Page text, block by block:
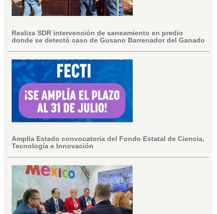
Realiza SDR intervención de saneamiento en predio
donde se detectó caso de Gusano Barrenador del Ganado
Amplía Estado convocatoria del Fondo Estatal de Ciencia,
Tecnología e Innovación